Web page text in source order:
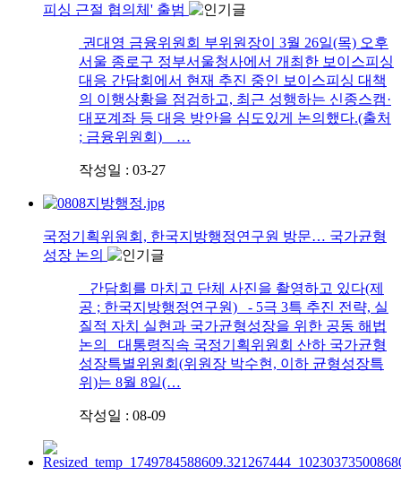
피싱 근절 협의체' 출범
권대영 금융위원회 부위원장이 3월 26일(목) 오후
서울 종로구 정부서울청사에서 개최한 보이스피싱
대응 간담회에서 현재 추진 중인 보이스피싱 대책
의 이행상황을 점검하고, 최근 성행하는 신종스캠·
대포계좌 등 대응 방안을 심도있게 논의했다.(출처
; 금융위원회) …
작성일 : 03-27
국정기획위원회, 한국지방행정연구원 방문… 국가균형
성장 논의
간담회를 마치고 단체 사진을 촬영하고 있다(제
공 ; 한국지방행정연구원) - 5극 3특 추진 전략, 실
질적 자치 실현과 국가균형성장을 위한 공동 해법
논의 대통령직속 국정기획위원회 산하 국가균형
성장특별위원회(위원장 박수현, 이하 균형성장특
위)는 8월 8일(…
작성일 : 08-09